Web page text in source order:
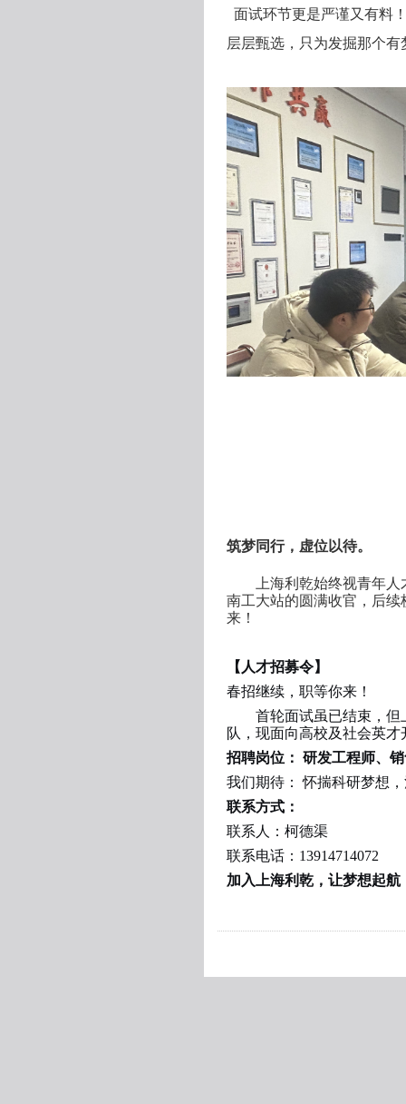
面试环节更是严谨又有料
层层甄选，只为发掘那个
筑梦同行，虚位以待。
上海利乾始终视青年
南工大站的圆满收官，后
来！
【人才招募令】
春招继续，职等你来！
首轮面试虽已结束，
队，现面向高校及社会英才
招聘岗位： 研发工程师、
我们期待：
怀揣科研梦想
联系方式：
联系人：柯德渠
联系电话： 13914714072
加入上海利乾，让梦想起航